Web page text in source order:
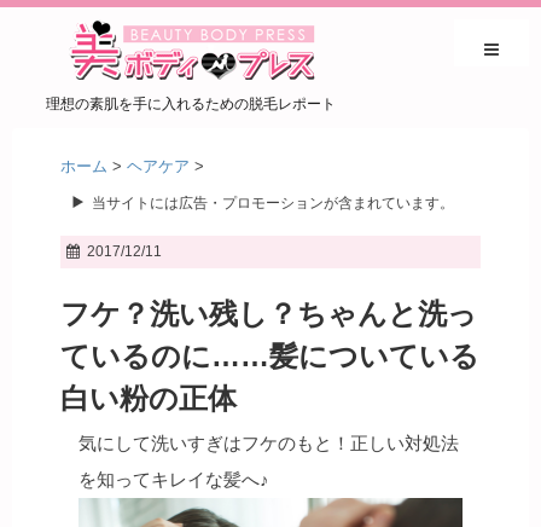
理想の素肌を手に入れるための脱毛レポート
ホーム > ヘアケア >
当サイトには広告・プロモーションが含まれています。
2017/12/11
フケ？洗い残し？ちゃんと洗っ
ているのに……髪についている
白い粉の正体
気にして洗いすぎはフケのもと！正しい対処法
を知ってキレイな髪へ♪